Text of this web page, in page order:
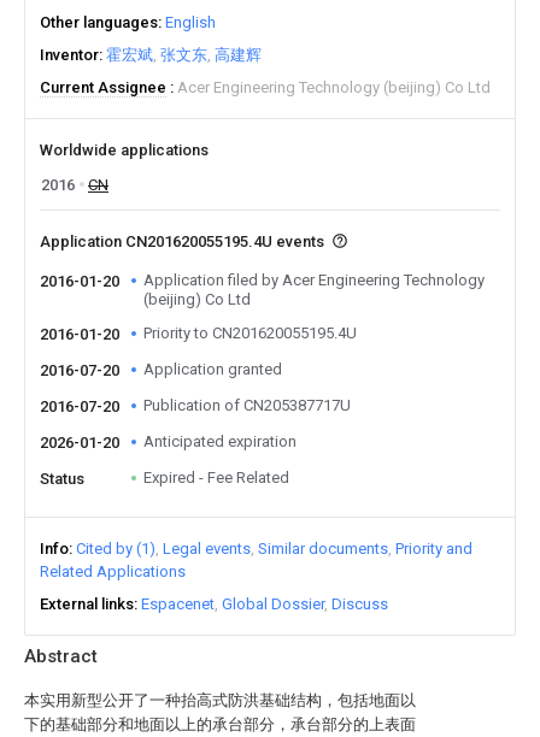
Abstract
本实用新型公开了一种抬高式防洪基础结构，包括地面以
下的基础部分和地面以上的承台部分，承台部分的上表面
Other languages English
Inventor 霍宏斌 张文东 高建辉
Current Assignee
Acer Engineering Technology (beijing) Co Ltd
Worldwide applications
2016
CN
Application CN201620055195.4U events
2016-01-20
Application filed by Acer Engineering Technology
(beijing) Co Ltd
2016-01-20
Priority to CN201620055195.4U
2016-07-20 Application granted
2016-07-20 Publication of CN205387717U
2026-01-20 Anticipated expiration
Status Expired - Fee Related
Info Cited by (1) Legal events Similar documents Priority and
Related Applications
External links Espacenet Global Dossier Discuss